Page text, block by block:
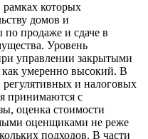
которых
домов и
продаже и сдаче в
Уровень
управлении закрытыми
как умеренно высокий. В
и налоговых
принимаются с
оценка стоимости
оценщиками не реже
подходов. В части